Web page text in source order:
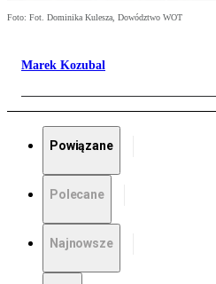
Foto: Fot. Dominika Kulesza, Dowództwo WOT
Marek Kozubal
Powiązane
Polecane
Najnowsze